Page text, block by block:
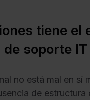
tiene el
de soporte IT
no está mal en sí
de estructura